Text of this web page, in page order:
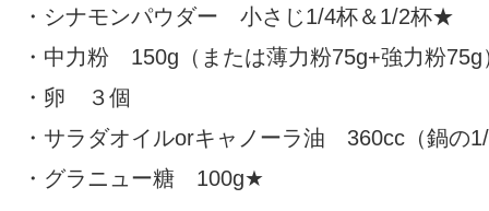
・シナモンパウダー 小さじ1/4杯＆1/2杯★
・中力粉 150g（または薄力粉75g+強力粉75g
・卵 ３個
・サラダオイルorキャノーラ油 360cc（鍋の
・グラニュー糖 100g★